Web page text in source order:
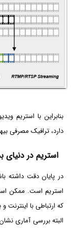
بنابراین با استریم
دارد، ترافیک مصرفی
استریم در دنیای
در پایان دقت داشته
استریم است. ممکن
که ارتباطی با اینترنت
البته بررسی آماری